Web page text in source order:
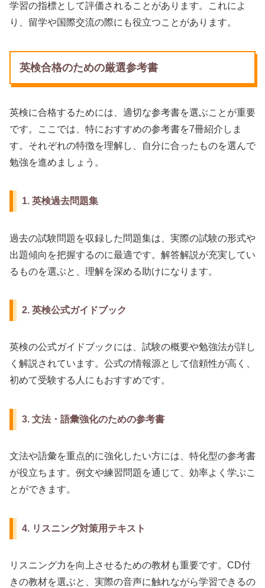
学習の指標として評価されることがあります。これによ
り、留学や国際交流の際にも役立つことがあります。
英検合格のための厳選参考書
英検に合格するためには、適切な参考書を選ぶことが重要
です。ここでは、特におすすめの参考書を7冊紹介しま
す。それぞれの特徴を理解し、自分に合ったものを選んで
勉強を進めましょう。
1. 英検過去問題集
過去の試験問題を収録した問題集は、実際の試験の形式や
出題傾向を把握するのに最適です。解答解説が充実してい
るものを選ぶと、理解を深める助けになります。
2. 英検公式ガイドブック
英検の公式ガイドブックには、試験の概要や勉強法が詳し
く解説されています。公式の情報源として信頼性が高く、
初めて受験する人にもおすすめです。
3. 文法・語彙強化のための参考書
文法や語彙を重点的に強化したい方には、特化型の参考書
が役立ちます。例文や練習問題を通じて、効率よく学ぶこ
とができます。
4. リスニング対策用テキスト
リスニング力を向上させるための教材も重要です。CD付
きの教材を選ぶと、実際の音声に触れながら学習できるの